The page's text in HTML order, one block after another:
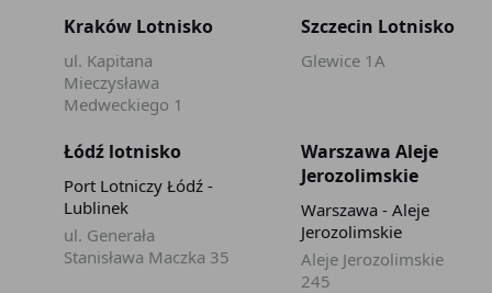
Kraków Lotnisko
ul. Kapitana
Mieczysława
Medweckiego 1
Szczecin Lotnisko
Glewice 1A
Łódź lotnisko
Port Lotniczy Łódź -
Lublinek
ul. Generała
Stanisława Maczka 35
Warszawa Aleje
Jerozolimskie
Warszawa - Aleje
Jerozolimskie
Aleje Jerozolimskie
245